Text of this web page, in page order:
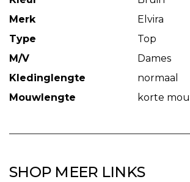
Merk
Elvira
Type
Top
M/V
Dames
Kledinglengte
normaal
Mouwlengte
korte
SHOP MEER LINKS